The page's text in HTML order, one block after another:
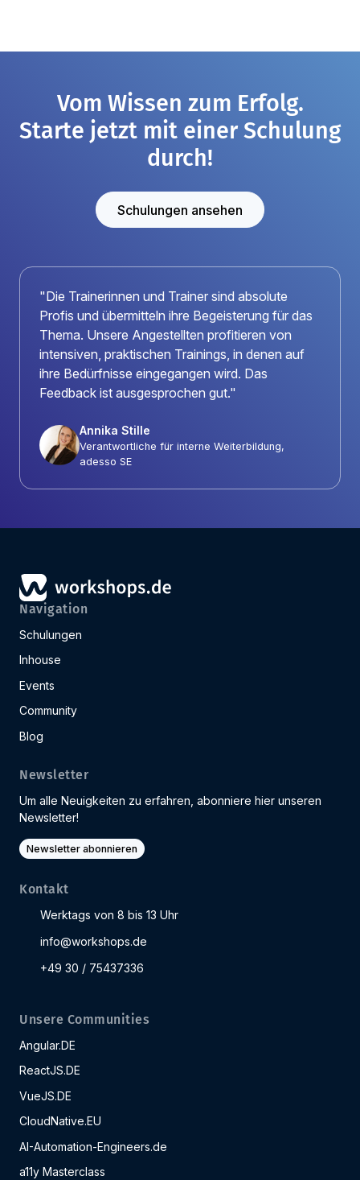
Vom Wissen zum Erfolg.
Starte jetzt mit einer Schulung
durch!
Schulungen ansehen
"Die Trainerinnen und Trainer sind absolute
Profis und übermitteln ihre Begeisterung für das
Thema. Unsere Angestellten profitieren von
intensiven, praktischen Trainings, in denen auf
ihre Bedürfnisse eingegangen wird. Das
Feedback ist ausgesprochen gut."
Annika Stille
Verantwortliche für interne Weiterbildung,
adesso SE
Navigation
Schulungen
Inhouse
Events
Community
Blog
Newsletter
Um alle Neuigkeiten zu erfahren, abonniere hier unseren
Newsletter!
Newsletter abonnieren
Kontakt
Werktags von 8 bis 13 Uhr
info@workshops.de
+49 30 / 75437336
Unsere Communities
Angular.DE
ReactJS.DE
VueJS.DE
CloudNative.EU
AI-Automation-Engineers.de
a11y Masterclass